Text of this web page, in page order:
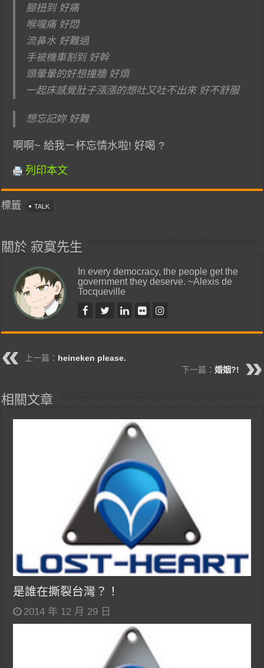
腳扭到 好痛
喉嚨痛 好悶
流鼻水 好難過
手被機車割到 好幹
頭暈暈的好想撞牆 好煩
一起床感覺肚子漲漲的想吐又吐不出來 好不舒服
想忘記妳 好難
啊啊~ 給我ㄧ杯忘情水啦! 好喝 ?
列印本文
標籤 TALK
關於 寂寞先生
In every democracy, the people get the
government they deserve. ~Alexis de
Tocqueville
上一篇： heineken please.
下一篇： 婚姻?!
相關文章
是誰在撕裂台灣？！
2014 年 12 月 29 日